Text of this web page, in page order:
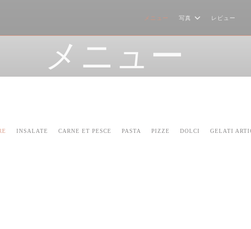
メニュー 写真
レビュー
メニュー
INSALATE CARNE ET PESCE PASTA PIZZE DOLCI GELATI